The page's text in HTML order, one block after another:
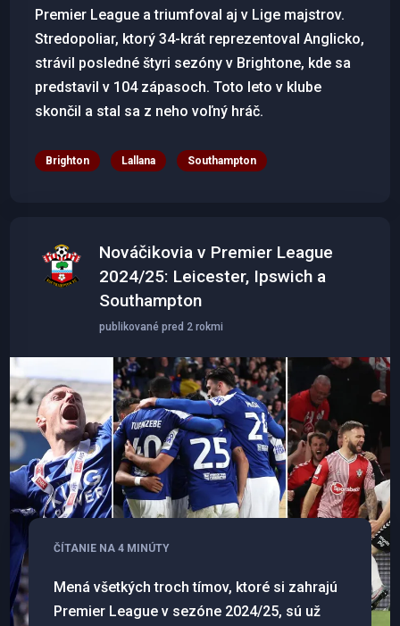
Premier League a triumfoval aj v Lige majstrov.
Stredopoliar, ktorý 34-krát reprezentoval Anglicko,
strávil posledné štyri sezóny v Brightone, kde sa
predstavil v 104 zápasoch. Toto leto v klube
skončil a stal sa z neho voľný hráč.
Brighton Lallana Southampton
Nováčikovia v Premier League
2024/25: Leicester, Ipswich a
Southampton
publikované pred 2 rokmi
ČÍTANIE NA 4 MINÚTY
Mená všetkých troch tímov, ktoré si zahrajú
Premier League v sezóne 2024/25, sú už